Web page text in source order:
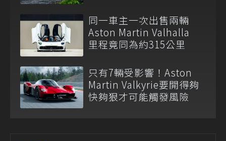
同一車主一次出售兩輛
Aston Martin Valhalla
里程竟同為約315公里
只有7輛受影響！Aston
Martin Valkyrie要開得夠
快夠狠才可能觸發風險